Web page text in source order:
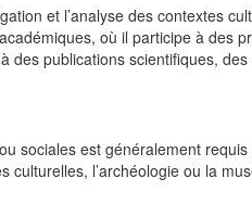
et l’analyse des contextes
où il participe à des
publications scientifiques,
sociales est généralement
culturelles, l’archéologie ou la